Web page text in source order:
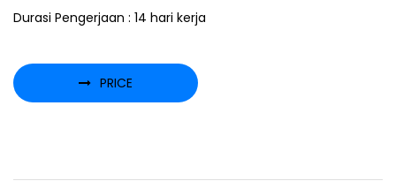
Durasi Pengerjaan : 14 hari kerja
PRICE